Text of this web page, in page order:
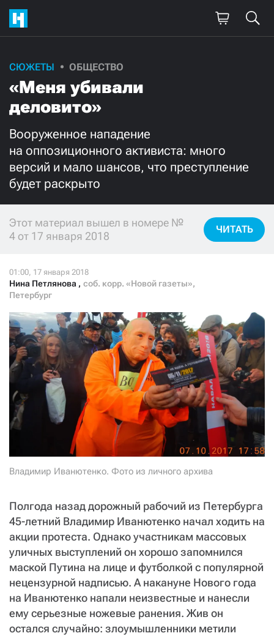
СЮЖЕТЫ ОБЩЕСТВО
«Меня убивали
деловито»
Вооруженное нападение
на оппозиционного активиста: много
версий и мало шансов, что преступление
будет раскрыто
Этот материал вышел в номере №
4 от 17 января 2018
ЧИТАТЬ
Нина Петлянова , соб. корр. «Новой газеты»,
Петербург
Владимир Иванютенко. Фото из личного архива
Полгода назад дорожный рабочий из Петербурга
45-летний Владимир Иванютенко начал ходить на
акции протеста. Однако участникам массовых
уличных выступлений он хорошо запомнился
маской Путина на лице и футболкой с популярной
нецензурной надписью. А накануне Нового года
на Иванютенко напали неизвестные и нанесли
ему серьезные ножевые ранения. Жив он
остался случайно: злоумышленники метили
Поддержите
нашу работу!
Ежемесячно
3000 1000
500
СТАТЬ СОУЧАСТНИКОМ
Если у вас есть вопросы, пишите donate@novayagazeta.ruили
звоните:
+7 (929) 612-03-68